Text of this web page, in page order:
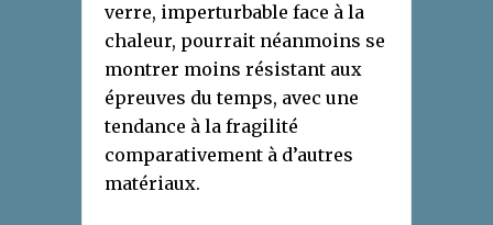
verre, imperturbable face à la
chaleur, pourrait néanmoins se
montrer moins résistant aux
épreuves du temps, avec une
tendance à la fragilité
comparativement à d’autres
matériaux.